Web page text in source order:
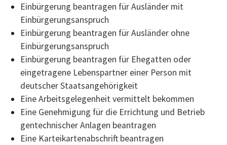
Einbürgerung beantragen für Ausländer mit
Einbürgerungsanspruch
Einbürgerung beantragen für Ausländer ohne
Einbürgerungsanspruch
Einbürgerung beantragen für Ehegatten oder
eingetragene Lebenspartner einer Person mit
deutscher Staatsangehörigkeit
Eine Arbeitsgelegenheit vermittelt bekommen
Eine Genehmigung für die Errichtung und Betrieb
gentechnischer Anlagen beantragen
Eine Karteikartenabschrift beantragen